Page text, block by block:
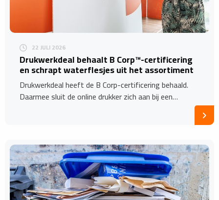
22 JULI 2026
Drukwerkdeal behaalt B Corp™-certificering
en schrapt waterflesjes uit het assortiment
Drukwerkdeal heeft de B Corp-certificering behaald.
Daarmee sluit de online drukker zich aan bij een…